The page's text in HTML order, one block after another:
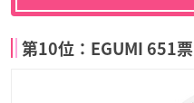
第10位：EGUMI 651票